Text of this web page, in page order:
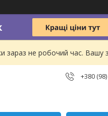
зараз не робочий час.
+380